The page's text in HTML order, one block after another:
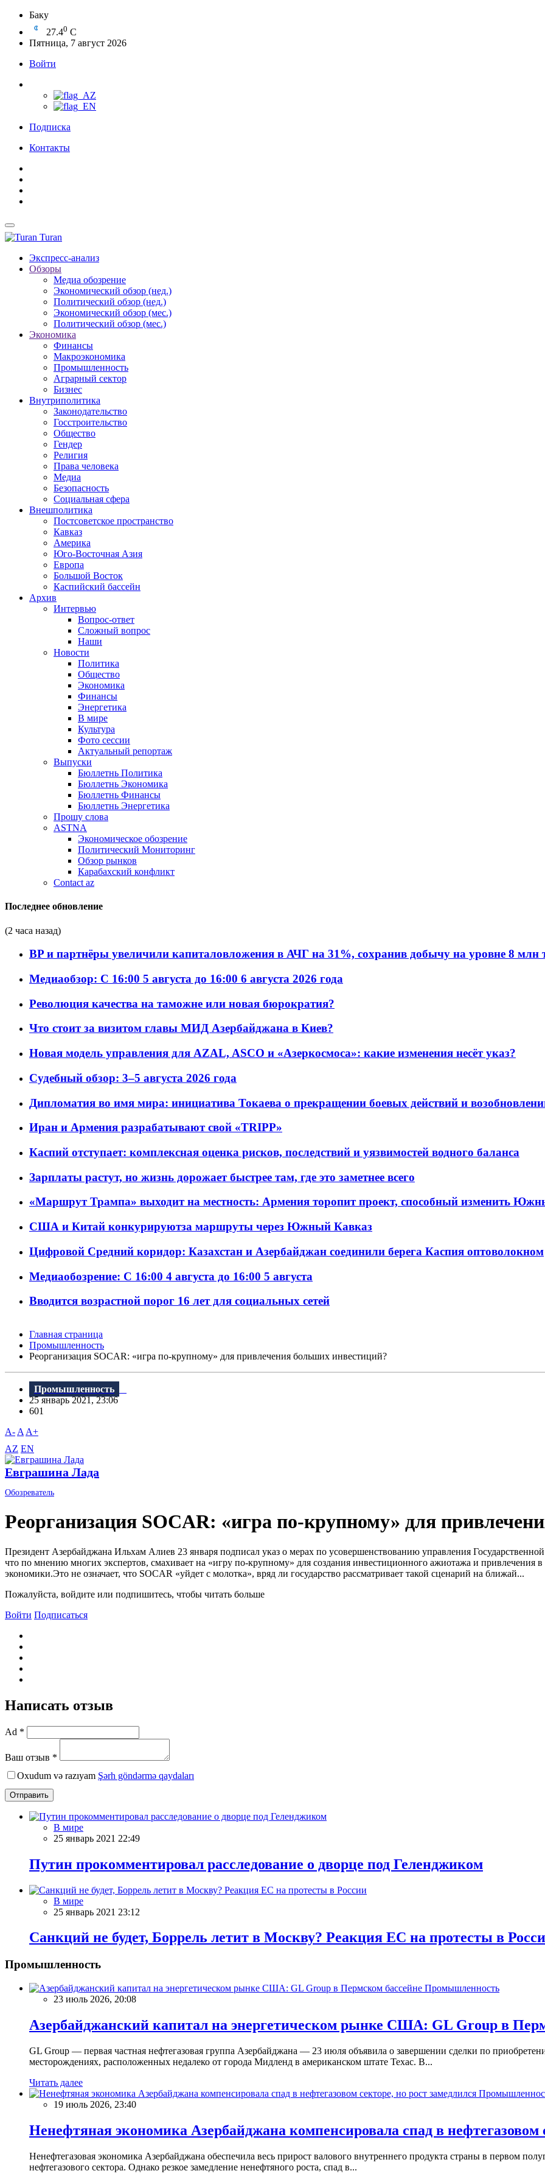
Баку
27.40 C
Пятница, 7 август 2026
Войти
Подписка
Контакты
Turan
Экспресс-анализ
Обзоры
Медиа обозрение
Экономический обзор (нед.)
Политический обзор (нед.)
Экономический обзор (мес.)
Политический обзор (мес.)
Экономика
Финансы
Макроэкономика
Промышленность
Аграрный сектор
Бизнес
Внутриполитика
Законодательство
Госстроительство
Общество
Гендер
Религия
Права человека
Медиа
Безопасность
Социальная сфера
Внешполитика
Постсоветское пространство
Кавказ
Америка
Юго-Восточная Азия
Европа
Большой Восток
Каспийский бассейн
Архив
Интервью
Вопрос-ответ
Сложный вопрос
Наши
Новости
Политика
Общество
Экономика
Финансы
Энергетика
В мире
Культура
Фото сессии
Актуальный репортаж
Выпуски
Бюллетнь Политика
Бюллетнь Экономика
Бюллетнь Финансы
Бюллетнь Энергетика
Прошу слова
ASTNA
Экономическое обозрение
Политический Мониторинг
Обзор рынков
Карабахский конфликт
Contact az
Последнее обновление
(2 часа назад)
BP и партнёры увеличили капиталовложения в АЧГ на 31%, сохранив добычу на уровне 8 млн
Медиаобзор: С 16:00 5 августа до 16:00 6 августа 2026 года
Революция качества на таможне или новая бюрократия?
Что стоит за визитом главы МИД Азербайджана в Киев?
Новая модель управления для AZAL, ASCO и «Азеркосмоса»: какие изменения несёт указ?
Судебный обзор: 3–5 августа 2026 года
Дипломатия во имя мира: инициатива Токаева о прекращении боевых действий и
Иран и Армения разрабатывают свой «TRIPP»
Каспий отступает: комплексная оценка рисков, последствий и уязвимостей водного баланса
Зарплаты растут, но жизнь дорожает быстрее там, где это заметнее всего
«Маршрут Трампа» выходит на местность: Армения торопит проект, способный изменить
США и Китай конкурируютза маршруты через Южный Кавказ
Цифровой Средний коридор: Казахстан и Азербайджан соединили берега Каспия оптоволокном
Медиаобозрение: С 16:00 4 августа до 16:00 5 августа
Вводится возрастной порог 16 лет для социальных сетей
Главная страница
Промышленность
Реорганизация SOCAR: «игра по-крупному» для привлечения больших инвестиций?
Промышленность
25 январь 2021, 23:06
601
A- A A+
AZ EN
Евграшина Лада
Обозреватель
Реорганизация SOCAR: «игра по-крупному» для
Президент Азербайджана Ильхам Алиев 23 января подписал указ о мерах по усовершенствованию управления
что по мнению многих экспертов, смахивает на «игру по-крупному» для создания инвестиционного ажиотажа и привлечения
экономики.Это не означает, что SOCAR «уйдет с молотка», вряд ли государство рассматривает такой сценарий на ближай...
Пожалуйста, войдите или подпишитесь, чтобы читать больше
Войти Подписаться
Написать отзыв
Ad *
Ваш отзыв *
Oxudum və razıyam Şərh göndərmə qaydaları
Отправить
В мире
25 январь 2021 22:49
Путин прокомментировал расследование о дворце под Геленджиком
В мире
25 январь 2021 23:12
Санкций не будет, Боррель летит в Москву? Реакция ЕС на протесты в
Промышленность
Промышленность
23 июль 2026, 20:08
Азербайджанский капитал на энергетическом рынке США: GL Group в
GL Group — первая частная нефтегазовая группа Азербайджана — 23 июля объявила о завершении сделки по
месторождениях, расположенных недалеко от города Мидленд в американском штате Техас. В...
Читать далее
19 июль 2026, 23:40
Ненефтяная экономика Азербайджана компенсировала спад в нефтегазовом
Ненефтегазовая экономика Азербайджана обеспечила весь прирост валового внутреннего продукта страны в первом
нефтегазового сектора. Однако резкое замедление ненефтяного роста, спад в...